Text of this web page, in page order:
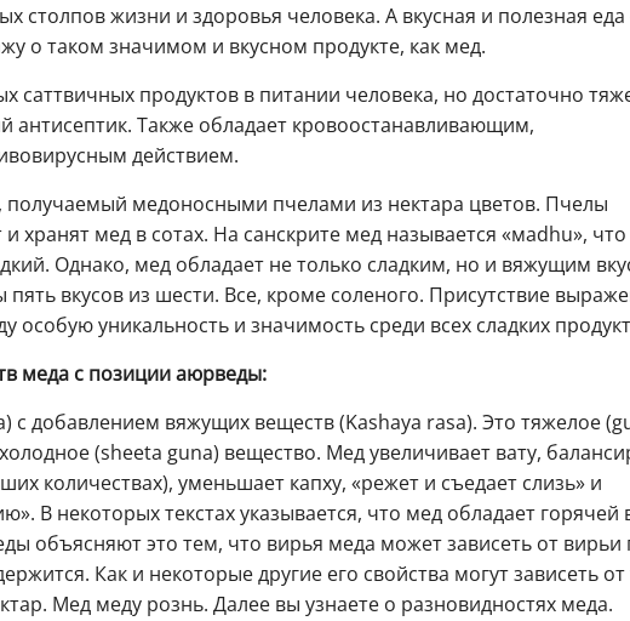
столпов жизни и здоровья человека. А вкусная и полезная еда
о таком значимом и вкусном продукте, как мед.
саттвичных продуктов в питании человека, но достаточно
антисептик. Также обладает кровоостанавливающим,
действием.
получаемый медоносными пчелами из нектара цветов. Пчелы
хранят мед в сотах. На санскрите мед называется «мadhu», что
Однако, мед обладает не только сладким, но и вяжущим
вкусов из шести. Все, кроме соленого. Присутствие
особую уникальность и значимость среди всех сладких
меда с позиции аюрведы:
с добавлением вяжущих веществ (Kashaya rasa). Это тяжелое
(sheeta guna) вещество. Мед увеличивает вату,
количествах), уменьшает капху, «режет и съедает слизь» и
В некоторых текстах указывается, что мед обладает горячей
объясняют это тем, что вирья меда может зависеть от
Как и некоторые другие его свойства могут зависеть от
Мед меду рознь. Далее вы узнаете о разновидностях меда.